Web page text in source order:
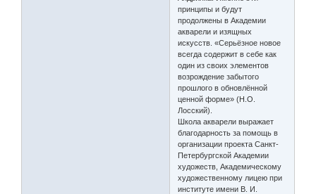
принципы и будут
продолжены в Академии
акварели и изящных
искусств. «Серьёзное новое
всегда содержит в себе как
один из своих элементов
возрождение забытого
прошлого в обновлённой
ценной форме» (Н.О.
Лосский).
Школа акварели выражает
благодарность за помощь в
организации проекта Санкт-
Петербургской Академии
художеств, Академическому
художественному лицею при
институте имени В. И.